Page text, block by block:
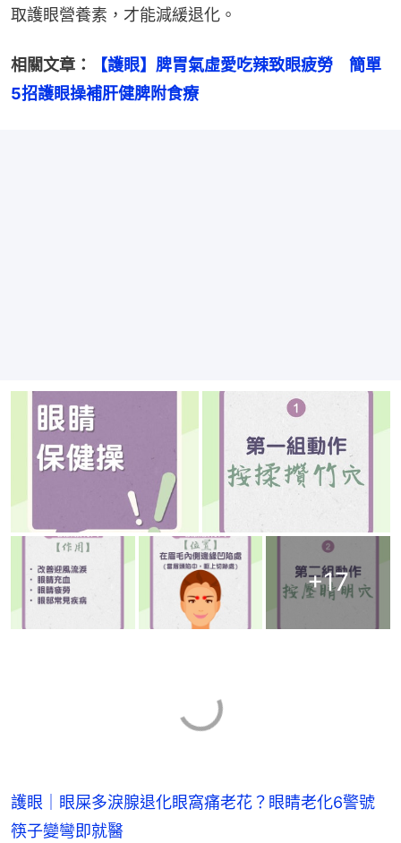
取護眼營養素，才能減緩退化。
相關文章：
【護眼】脾胃氣虛愛吃辣致眼疲勞　簡單
5招護眼操補肝健脾附食療
+17
護眼｜眼屎多淚腺退化眼窩痛老花？眼睛老化6警號
筷子變彎即就醫